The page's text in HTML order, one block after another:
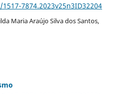
7874.2023v25n3ID32204
Maria Araújo Silva dos Santos,